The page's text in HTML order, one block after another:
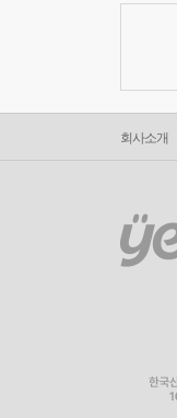
회사소개